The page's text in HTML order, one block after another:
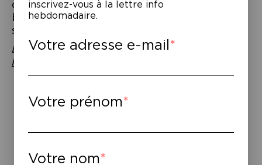
d’inauguration du Navire Avenir, futur
bateau européen élaboré avec les marins
sauveteurs de SOS Méditerranée.
Lecture proposée dans le cadre du
Printemps des Poètes
inscrivez-vous à la lettre info
hebdomadaire.
Votre adresse e-mail
Votre prénom
Votre nom